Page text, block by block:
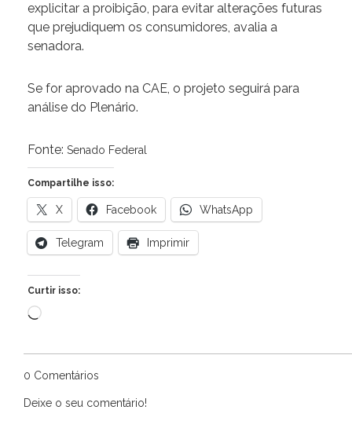
explicitar a proibição, para evitar alterações futuras
que prejudiquem os consumidores, avalia a
senadora.
Se for aprovado na CAE, o projeto seguirá para
análise do Plenário.
Fonte: Senado Federal
Compartilhe isso:
X Facebook WhatsApp
Telegram Imprimir
Curtir isso:
Carregando...
0 Comentários
Deixe o seu comentário!